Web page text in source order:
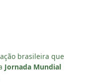
brasileira que
Jornada Mundial